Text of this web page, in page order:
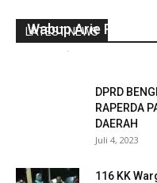
LATEST NEWS
Wabup Arie
-
DPRD
RAPERDA
DAERAH
Juli 4, 2023
116 KK